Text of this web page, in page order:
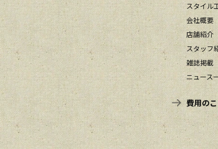
スタイル
会社概要
店舗紹介
スタッフ
雑誌掲載
ニュース
費用の